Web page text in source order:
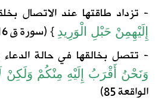
- تزداد طاقتها عند الاتصال
إِلَيْهِمِنْ حَبْلِ الْوَرِيدِ } (سورةق
- تتصل بخالقها في حالة الدعاء
وَنَحْنُ أَقْرَبُ إِلَيْهِ مِنْكُمْ وَلَكِنْ
الواقعة